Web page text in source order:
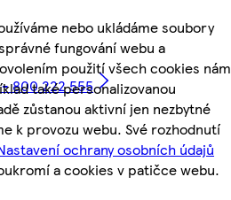
nebo ukládáme soubory
fungování webu a
použití všech cookies nám
také personalizovanou
zůstanou aktivní jen nezbytné
k provozu webu. Své rozhodnutí
ochrany osobních údajů
a cookies v patičce webu.
800 222 555